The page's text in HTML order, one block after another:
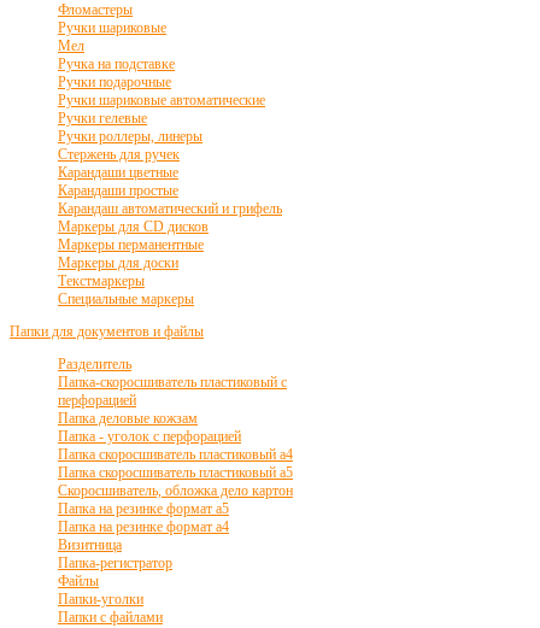
Фломастеры
Ручки шариковые
Мел
Ручка на подставке
Ручки подарочные
Ручки шариковые автоматические
Ручки гелевые
Ручки роллеры, линеры
Стержень для ручек
Карандаши цветные
Карандаши простые
Карандаш автоматический и грифель
Маркеры для CD дисков
Маркеры перманентные
Маркеры для доски
Текстмаркеры
Специальные маркеры
Папки для документов и файлы
Разделитель
Папка-скоросшиватель пластиковый с
перфорацией
Папка деловые кожзам
Папка - уголок с перфорацией
Папка скоросшиватель пластиковый а4
Папка скоросшиватель пластиковый а5
Скоросшиватель, обложка дело картон
Папка на резинке формат а5
Папка на резинке формат а4
Визитница
Папка-регистратор
Файлы
Папки-уголки
Папки с файлами